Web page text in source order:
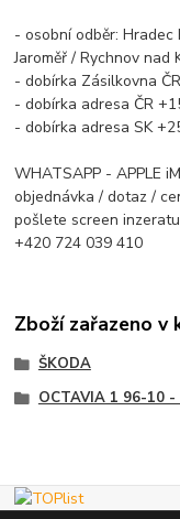
- osobní odběr:
Jaroměř / Rychnov nad
- dobírka Zásilkovna
- dobírka adresa ČR
- dobírka adresa SK
WHATSAPP - APPLE
objednávka / dotaz /
pošlete screen
+420 724 039 410
Zboží zařazeno v
ŠKODA
OCTAVIA 1 96-10 -